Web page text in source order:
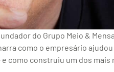
do Grupo Meio &
como o empresário
como construiu um dos mais